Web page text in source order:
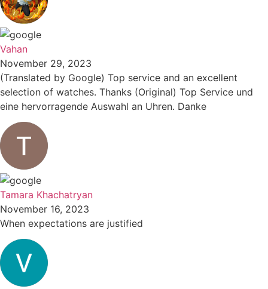
Vahan
November 29, 2023
(Translated by Google) Top service and an excellent
selection of watches. Thanks (Original) Top Service und
eine hervorragende Auswahl an Uhren. Danke
Tamara Khachatryan
November 16, 2023
When expectations are justified